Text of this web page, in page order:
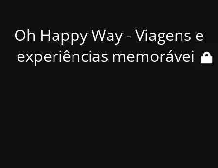
Oh Happy Way - Viagens e
experiências memoráveis